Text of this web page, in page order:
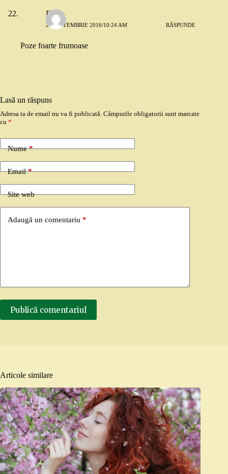
Elena
21 SEPTEMBRIE 2016/10:24 AM RĂSPUNDE
Poze foarte frumoase
Lasă un răspuns
Adresa ta de email nu va fi publicată. Câmpurile obligatorii sunt marcate
cu *
Nume*
Email*
Site web
Adaugă un comentariu *
Publică comentariul
Articole similare